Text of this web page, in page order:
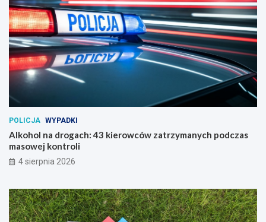
POLICJA WYPADKI
Alkohol na drogach: 43 kierowców zatrzymanych podczas
masowej kontroli
4 sierpnia 2026